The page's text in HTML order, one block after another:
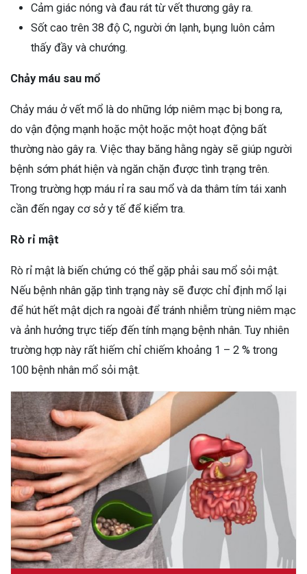
Cảm giác nóng và đau rát từ vết thương gây ra.
Sốt cao trên 38 độ C, người ớn lạnh, bụng luôn cảm
thấy đầy và chướng.
Chảy máu sau mổ
Chảy máu ở vết mổ là do những lớp niêm mạc bị bong ra,
do vận động mạnh hoặc một hoặc một hoạt động bất
thường nào gây ra. Việc thay băng hằng ngày sẽ giúp người
bệnh sớm phát hiện và ngăn chặn được tình trạng trên.
Trong trường hợp máu rỉ ra sau mổ và da thâm tím tái xanh
cần đến ngay cơ sở y tế để kiểm tra.
Rò rỉ mật
Rò rỉ mật là biến chứng có thể gặp phải sau mổ sỏi mật.
Nếu bệnh nhân gặp tình trạng này sẽ được chỉ định mổ lại
để hút hết mật dịch ra ngoài để tránh nhiễm trùng niêm mạc
và ảnh hưởng trực tiếp đến tính mạng bệnh nhân. Tuy nhiên
trường hợp này rất hiếm chỉ chiếm khoảng 1 – 2 % trong
100 bệnh nhân mổ sỏi mật.